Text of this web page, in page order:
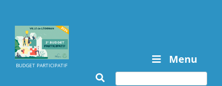
BUDGET PARTICIPATIF Menu